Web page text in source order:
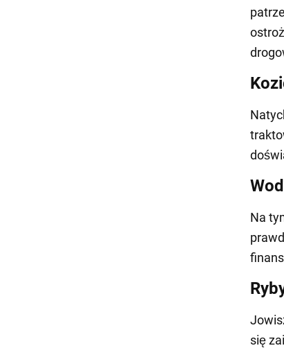
Na
się